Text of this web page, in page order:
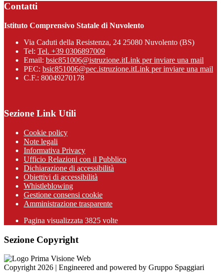
Contatti
Istituto Comprensivo Statale di Nuvolento
Via Caduti della Resistenza, 24 25080 Nuvolento (BS)
Tel: Tel. +39 0306897009
Email: bsic851006@istruzione.itLink per inviare una mail
PEC: bsic851006@pec.istruzione.itLink per inviare una mail
C.F.: 80049270178
Sezione Link Utili
Cookie policy
Note legali
Informativa Privacy
Ufficio Relazioni con il Pubblico
Dichiarazione di accessibilità
Obiettivi di accessibilità
Whistleblowing
Gestione consensi cookie
Amministrazione trasparente
Pagina visualizzata 3825 volte
Sezione Copyright
Copyright 2026 | Engineered and powered by Gruppo Spaggiari